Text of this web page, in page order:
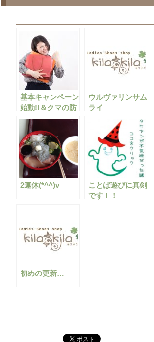
基本キャンペーン
始動!!＆クマの防
寒術
ウルヴァリンサム
ライ
2連休(*^^)v
ことば遊びに真剣
です！！
初めの更新…